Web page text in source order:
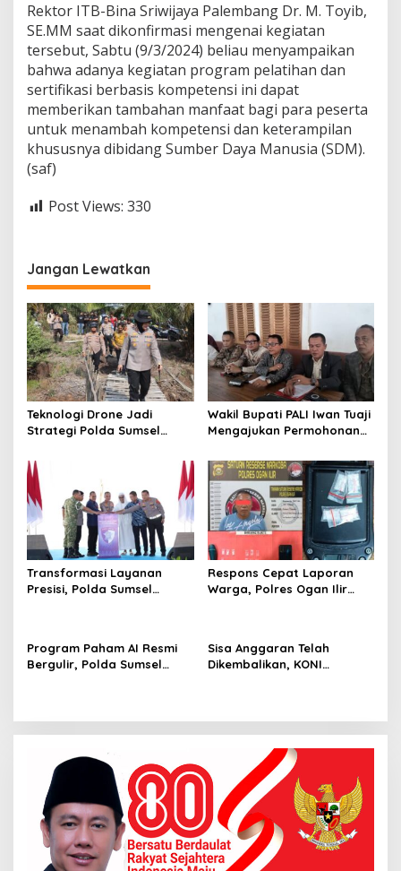
j
i
K
o
m
p
e
t
e
n
S
Rektor ITB-Bina Sriwijaya Palembang Dr. M. Toyib,
SE.MM saat dikonfirmasi mengenai kegiatan
tersebut, Sabtu (9/3/2024) beliau menyampaikan
bahwa adanya kegiatan program pelatihan dan
sertifikasi berbasis kompetensi ini dapat
memberikan tambahan manfaat bagi para peserta
untuk menambah kompetensi dan keterampilan
khususnya dibidang Sumber Daya Manusia (SDM).
(saf)
Post Views: 330
Jangan Lewatkan
Teknologi Drone Jadi
Strategi Polda Sumsel
Wilayah Rawan Ogan Ilir
Wakil Bupati PALI Iwan Tuaji
Mengajukan Permohonan
Transformasi Layanan
Presisi, Polda Sumsel
Respons Cepat Laporan
Warga, Polres Ogan Ilir
Program Paham AI Resmi
Bergulir, Polda Sumsel
Sisa Anggaran Telah
Dikembalikan, KONI